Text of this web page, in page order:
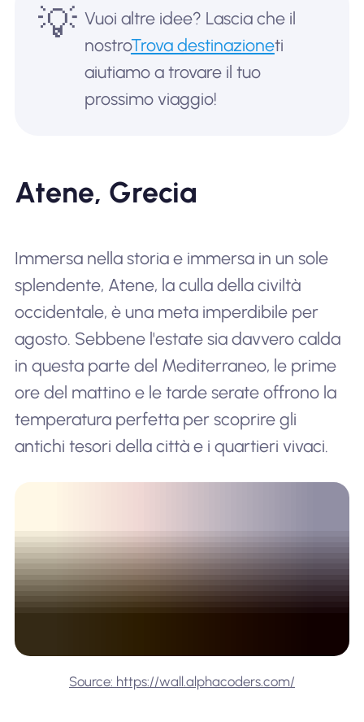
💡 Vuoi altre idee? Lascia che il
nostroTrova destinazioneti
aiutiamo a trovare il tuo
prossimo viaggio!
Atene, Grecia
Immersa nella storia e immersa in un sole
splendente, Atene, la culla della civiltà
occidentale, è una meta imperdibile per
agosto. Sebbene l'estate sia davvero calda
in questa parte del Mediterraneo, le prime
ore del mattino e le tarde serate offrono la
temperatura perfetta per scoprire gli
antichi tesori della città e i quartieri vivaci.
Source: https://wall.alphacoders.com/